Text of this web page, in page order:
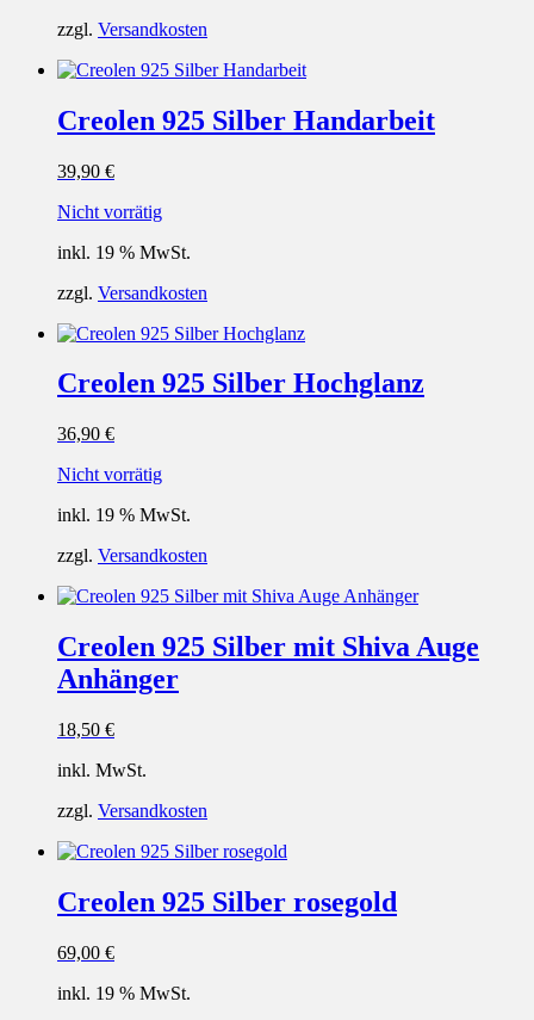
zzgl. Versandkosten
Creolen 925 Silber Handarbeit
39,90 €
Nicht vorrätig
inkl. 19 % MwSt.
zzgl. Versandkosten
Creolen 925 Silber Hochglanz
36,90 €
Nicht vorrätig
inkl. 19 % MwSt.
zzgl. Versandkosten
Creolen 925 Silber mit Shiva Auge
Anhänger
18,50 €
inkl. MwSt.
zzgl. Versandkosten
Creolen 925 Silber rosegold
69,00 €
inkl. 19 % MwSt.